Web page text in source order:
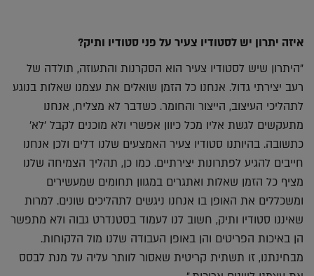
איזה יתרון יש לסטודיו צעיר על פני סטודיו ותיק?
"היתרון שיש לסטודיו צעיר הוא הסקרנות והתעוזה, תולדה של
רעב יצירתי גדול. אנחנו כל הזמן שואלים את עצמנו שאלות בנוגע
לתהליכי העיצוב, הייצור והחומר. כשדבר לא מצליח, אנחנו
מתעקשים לגשת אליו מכל כיוון אפשרי ולא מוכנים לקבל 'לא'
כתשובה. בהיותנו סטודיו צעיר האמצעים שלנו דלים ולכן אנחנו
חייבים להגיע לפתרונות יצירתיים. כמו כן, תהליך הצמיחה שלנו
מציף כל הזמן שאלות ואתגרים במגוון תחומים שמעשירים
ומשכללים את האופן בו אנחנו ניגשים לתהליכים שונים. למרות
שאיננו סטודיו ותיק, חשוב לנו לעמוד בסטנדרט גבוה ולא מתפשר
הן באיכות הפריטים והן באופן העבודה שלנו מול הלקוחות.
מבחינתנו, זו תשתית קריטית שאסור לוותר עליה על מנת לבסס